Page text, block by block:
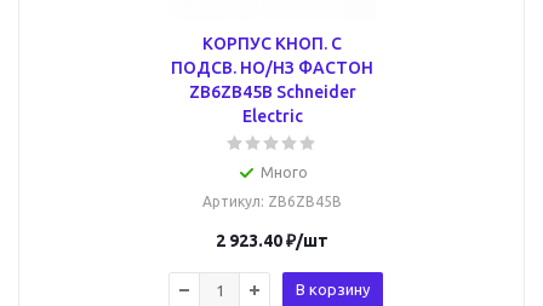
КОРПУС КНОП. С
ПОДСВ. НО/НЗ ФАСТОН
ZB6ZB45B Schneider
Electric
Много
Артикул: ZB6ZB45B
2 923.40₽/шт
В корзину